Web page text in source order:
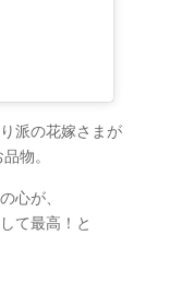
派の花嫁さまが
物。
心が、
て最高！と